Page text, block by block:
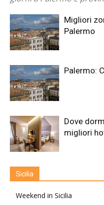
Migliori
Palermo
Palermo:
Dove
migliori
Sicilia
Weekend in Sicilia